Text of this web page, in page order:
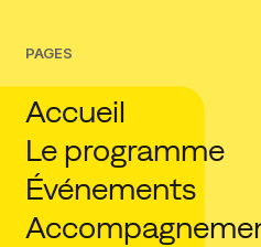
PAGES
Accueil
Le programme
Événements